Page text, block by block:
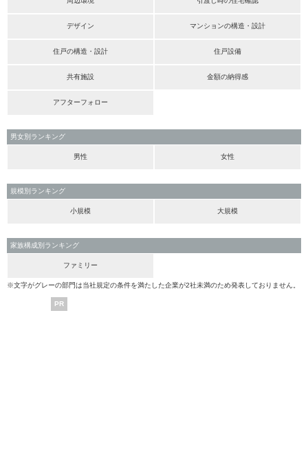
デザイン マンションの構造・設計
住戸の構造・設計 住戸設備
共有施設 金額の納得感
アフターフォロー
男女別ランキング
男性 女性
規模別ランキング
小規模 大規模
家族構成別ランキング
ファミリー
※文字がグレーの部門は当社規定の条件を満たした企業が2社未満のため発表しておりません。
PR